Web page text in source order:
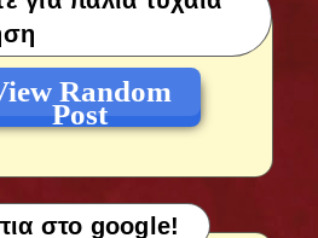
Random
Post
στο google!